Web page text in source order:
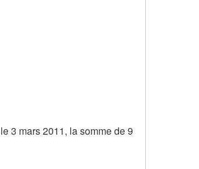
3 mars 2011, la somme de 9